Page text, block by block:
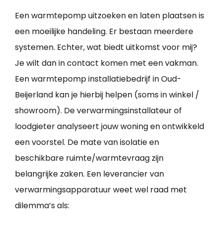
Een warmtepomp uitzoeken en laten plaatsen is
een moeilijke handeling. Er bestaan meerdere
systemen. Echter, wat biedt uitkomst voor mij?
Je wilt dan in contact komen met een vakman.
Een warmtepomp installatiebedrijf in Oud-
Beijerland kan je hierbij helpen (soms in winkel /
showroom). De verwarmingsinstallateur of
loodgieter analyseert jouw woning en ontwikkeld
een voorstel. De mate van isolatie en
beschikbare ruimte/warmtevraag zijn
belangrijke zaken. Een leverancier van
verwarmingsapparatuur weet wel raad met
dilemma’s als: